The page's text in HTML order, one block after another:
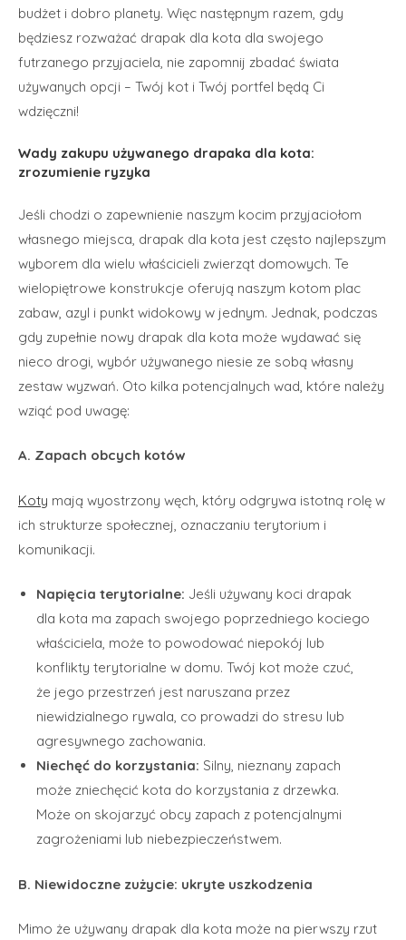
budżet i dobro planety. Więc następnym razem, gdy
będziesz rozważać drapak dla kota dla swojego
futrzanego przyjaciela, nie zapomnij zbadać świata
używanych opcji – Twój kot i Twój portfel będą Ci
wdzięczni!
Wady zakupu używanego drapaka dla kota:
zrozumienie ryzyka
Jeśli chodzi o zapewnienie naszym kocim przyjaciołom
własnego miejsca, drapak dla kota jest często najlepszym
wyborem dla wielu właścicieli zwierząt domowych. Te
wielopiętrowe konstrukcje oferują naszym kotom plac
zabaw, azyl i punkt widokowy w jednym. Jednak, podczas
gdy zupełnie nowy drapak dla kota może wydawać się
nieco drogi, wybór używanego niesie ze sobą własny
zestaw wyzwań. Oto kilka potencjalnych wad, które należy
wziąć pod uwagę:
A. Zapach obcych kotów
Koty mają wyostrzony węch, który odgrywa istotną rolę w
ich strukturze społecznej, oznaczaniu terytorium i
komunikacji.
Napięcia terytorialne: Jeśli używany koci drapak
dla kota ma zapach swojego poprzedniego kociego
właściciela, może to powodować niepokój lub
konflikty terytorialne w domu. Twój kot może czuć,
że jego przestrzeń jest naruszana przez
niewidzialnego rywala, co prowadzi do stresu lub
agresywnego zachowania.
Niechęć do korzystania: Silny, nieznany zapach
może zniechęcić kota do korzystania z drzewka.
Może on skojarzyć obcy zapach z potencjalnymi
zagrożeniami lub niebezpieczeństwem.
B. Niewidoczne zużycie: ukryte uszkodzenia
Mimo że używany drapak dla kota może na pierwszy rzut